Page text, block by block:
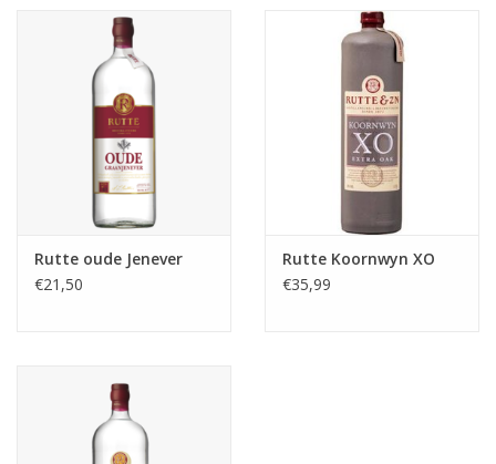
Relatiegeschenken
Rutte oude Jenever
€21,50
Rutte Koornwyn XO
€35,99